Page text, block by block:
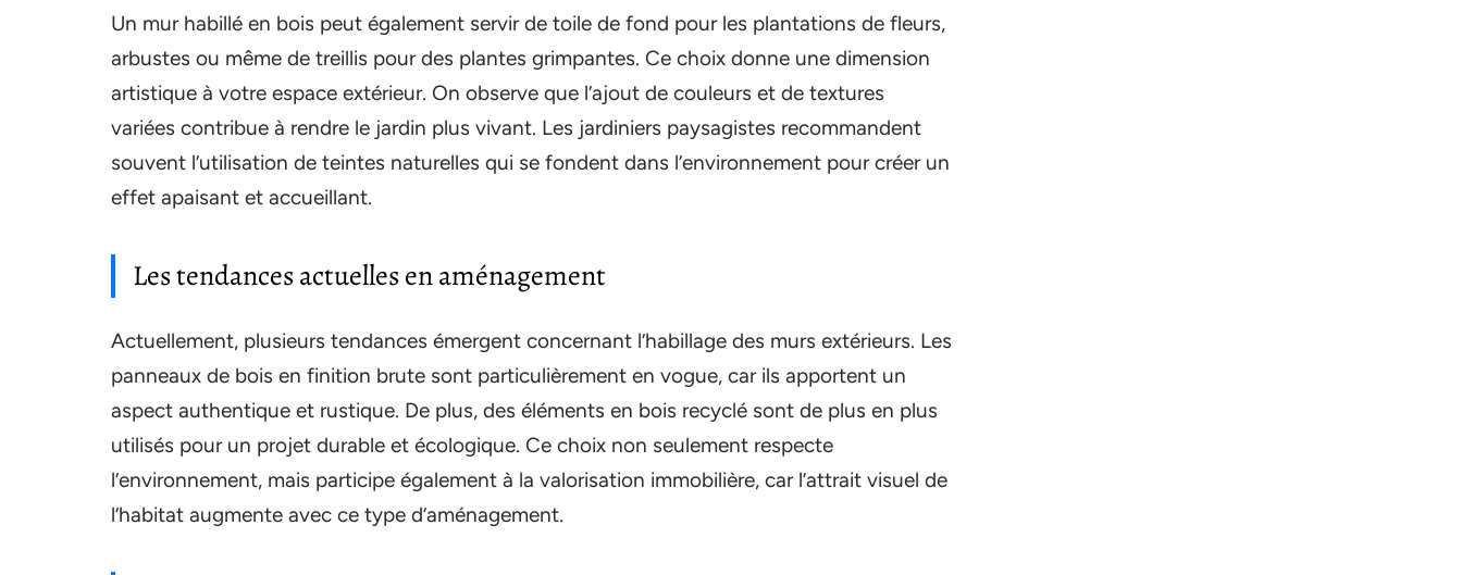
Un mur habillé en bois peut également servir de toile de fond pour les plantations de fleurs,
arbustes ou même de treillis pour des plantes grimpantes. Ce choix donne une dimension
artistique à votre espace extérieur. On observe que l’ajout de couleurs et de textures
variées contribue à rendre le jardin plus vivant. Les jardiniers paysagistes recommandent
souvent l’utilisation de teintes naturelles qui se fondent dans l’environnement pour créer un
effet apaisant et accueillant.
Les tendances actuelles en aménagement
Actuellement, plusieurs tendances émergent concernant l’habillage des murs extérieurs. Les
panneaux de bois en finition brute sont particulièrement en vogue, car ils apportent un
aspect authentique et rustique. De plus, des éléments en bois recyclé sont de plus en plus
utilisés pour un projet durable et écologique. Ce choix non seulement respecte
l’environnement, mais participe également à la valorisation immobilière, car l’attrait visuel de
l’habitat augmente avec ce type d’aménagement.